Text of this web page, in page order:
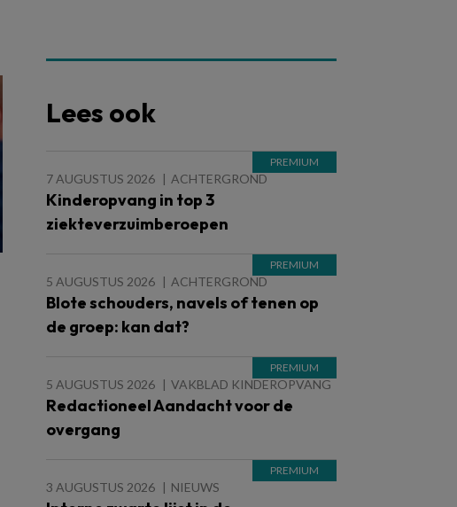
Lees ook
7 AUGUSTUS 2026 ACHTERGROND
Kinderopvang in top 3
ziekteverzuimberoepen
5 AUGUSTUS 2026 ACHTERGROND
Blote schouders, navels of tenen op
de groep: kan dat?
5 AUGUSTUS 2026 VAKBLAD KINDEROPVANG
Redactioneel Aandacht voor de
overgang
3 AUGUSTUS 2026 NIEUWS